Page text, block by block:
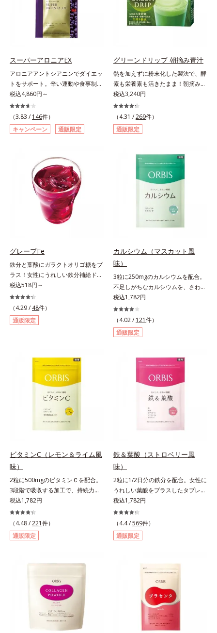
自の製法でサポートします。飲むだ
けのケアなので、夏対策にありがち
な不快感やストレスは無し！ 時短
ケアにもなるため、忙しい方にもお
に早速、毎日2粒（目安）の新習慣
を始めましょう。* 紫外線などによ
り失われるビタミンCを中心とした
栄養成分の補給
が回らない、ボディの乾燥対策にも
おすすめです。ゆずの爽やかな香り
とすっきりとした酸味が特徴の「ゆ
「マスカット風味」、ピーチの甘い
香りと爽やかな甘味が楽しめる「ピ
ーチ風味」の3種のフレーバーをご
用意。その日の気分に合わせてチョ
イスできるから、より飽きにくく、
水なしで飲めるから、毎日手軽にお
いしく続けられます。*1 販売商品
として。*2 許可表示：本品に含ま
め、肌の乾燥が気になる方に適して
スーパーアロニアEX
アロニアアントシアニンでダイエッ
トをサポート。辛い運動や食事制限
に立ち向かう、大人の“燃える気持
ち”を応援。年齢を重ねるほど、ダ
イエットが続かないと感じる方に。
チョークベリーとも呼ばれる東欧産
の健康果実アロニアの、アロニアア
トする、ダイエットサポートサプリ
メントです。アロニアを研究し続け
てきたオルビスが高品質のアロニア
にこだわり、その特有成分を抽出。
安定して一定量配合できるよう、規
格化しました。オルビスのアロニア
シリーズNo.1の配合量を誇る、ア
有。さらに年齢ダイエッターをサポ
ートする成分として、研究チームが
400種以上の植物エキスを試してた
どり着いたオリーブ葉エキスと、古
くからぽかぽか成分として重宝され
てきたブラックジンジャー、ケイヒ
も配合しました。大人のやる気を燃
やし、年齢ダイエットを熱く応援し
ン30mgが含有されています（2粒
税込4,860円～
（3.83 / 146件）
キャンペーン
通販限定
グリーンドリップ 朝摘み青汁
熱を加えずに粉末化した製法で、酵
素も栄養素も活きたまま！朝摘みの
すっきり飲みやすい青汁。朝摘んだ
ばかりの大麦若葉を熱をかけない製
法で、酵素や50種類以上の栄養素を
活きたまま粉末化した青汁です。酵
素が活きているので、加熱したもの
く、スッキリとした味わいに仕上が
りました。圧縮しているため栄養成
分の細胞壁が壊れ、吸収されやすい
状態に。固い繊維は取り除き、ぎゅ
っと搾り取った貴重なエキスのみを
使用しています。
税込3,240円
（4.31 /269件）
通販限定
グレープFe
鉄分と葉酸にガラクトオリゴ糖をプ
ラス！女性にうれしい鉄分補給ドリ
ンク。1本に、ほうれん草約2.1束分
(*)の鉄分と、葉酸とガラクトオリゴ
糖を配合した、飲みやすい鉄分補給
ドリンクです。女性特有の周期をラ
クにサポートする3つの成分を凝縮
に必要な鉄分の不足分を効率よく1
本で補給できます。赤ブドウと白ブ
ドウの果汁をすっきり飲みやすくブ
レンド。フレッシュな味なので、ゴ
クゴク飲めるおいしさです。* 「五
訂増補日本食品標準成分表2020」
より、ほうれん草（ゆで）1束210g
税込518円～
（4.29 / 48件）
通販限定
カルシウム（マスカット風
味）
3粒に250mgのカルシウムを配合。
不足しがちなカルシウムを、さわや
かな甘さのマスカット風味で。3粒
にお魚約4.5尾分（*1）のカルシウ
ムを配合したタブレット。どんどん
不足していくカルシウムを、手軽に
おいしくチャージできる、さわやか
「五訂増補日本食品標準成分表
2010」より、さんま（生）1尾
175gとして可食部換算した場合。
税込1,782円
（4.02 / 121件）
通販限定
ビタミンC（レモン＆ライム風
味）
2粒に500mgのビタミンＣを配合。
3段階で吸収する加工で、持続力が
ぐんとアップ。ビタミンC（レモン
＆ライム風味）は、栄養機能食品で
すビタミンCは、皮膚や粘膜の健康
維持を助けるとともに、抗酸化作用
を持つ栄養素です。2粒にレモン約
ました。3段階でゆっくり吸収する
よい酸味で食べやすい、レモン＆ラ
イム風味です。*1 : 社団法人全国清
涼飲料工業会の取り決めに基づきレ
モン果実1個（120g）当り20mgと
して可食部換算した場合。
税込1,782円
（4.48 /221件）
通販限定
鉄＆葉酸（ストロベリー風
味）
2粒に1/2日分の鉄分を配合。女性に
うれしい葉酸をプラスしたタブレッ
トタイプ。2粒にプルーン約50個分
（*1）もの鉄分を配合し、さらに女
性周期をサポートする葉酸をプラス
しました。甘酸っぱくて続けやす
い、ストロベリー風味です。*1 :
（10.6g）として可食部換算した場
税込1,782円
（4.4 /569件）
通販限定